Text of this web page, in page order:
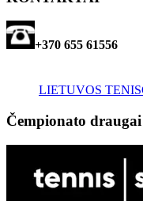
+370 655 61556
LIETUVOS
Čempionato draugai